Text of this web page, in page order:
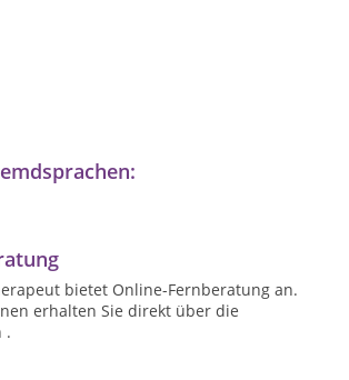
bietet Online-Fernberatung an.
erhalten Sie direkt über die
.